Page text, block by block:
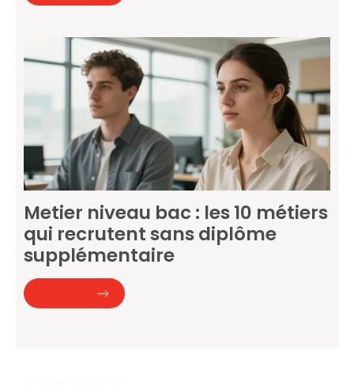
Metier niveau bac : les 10 métiers
qui recrutent sans diplôme
supplémentaire